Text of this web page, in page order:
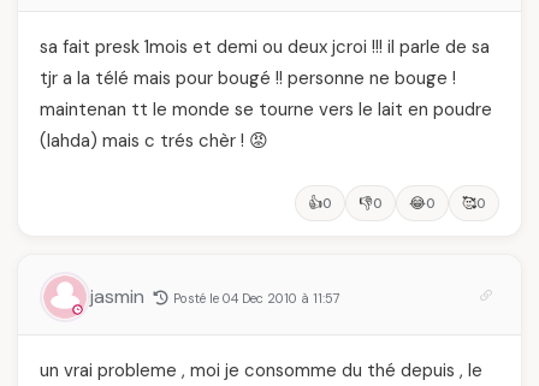
sa fait presk 1mois et demi ou deux jcroi !!! il parle de sa
tjr a la télé mais pour bougé !! personne ne bouge !
maintenan tt le monde se tourne vers le lait en poudre
(lahda) mais c trés chèr ! 😡
👍0 👎0 😂0 🥰0
jasmin Posté le 04 Dec 2010 à 11:57
un vrai probleme , moi je consomme du thé depuis , le